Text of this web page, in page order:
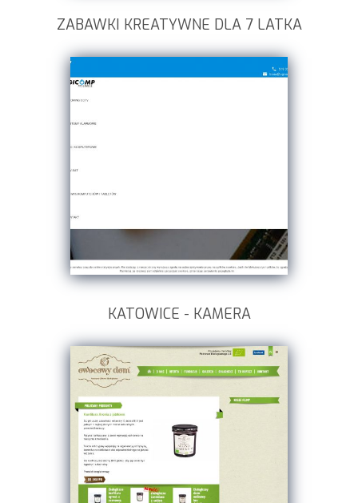
ZABAWKI KREATYWNE DLA 7 LATKA
KATOWICE - KAMERA